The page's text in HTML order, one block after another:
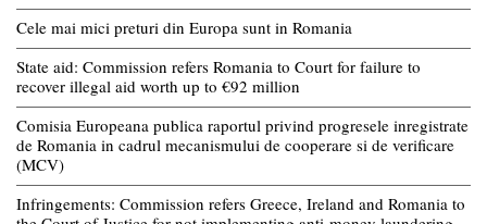
Cele mai mici preturi din Europa sunt in Romania
State aid: Commission refers Romania to Court for failure to
recover illegal aid worth up to €92 million
Comisia Europeana publica raportul privind progresele inregistrate
de Romania in cadrul mecanismului de cooperare si de verificare
(MCV)
Infringements: Commission refers Greece, Ireland and Romania to